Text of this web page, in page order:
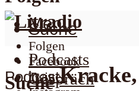
Folgen
Facebook
Twitter
Menu
Suche
Suche
Podcasts
Gespräch
Podcast